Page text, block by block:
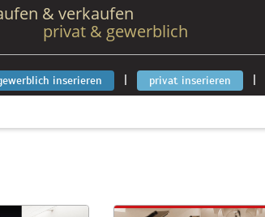
& verkaufen
privat & gewerblich
inserieren | privat inserieren |